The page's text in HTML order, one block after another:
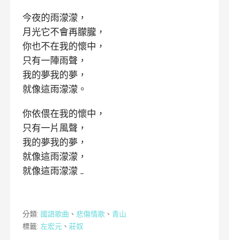
今夜的雨濛濛，
月光它不會再朦朧，
你也不在我的懷中，
只有一陣雨聲，
我的夢我的夢，
就像這雨濛濛。
你依偎在我的懷中，
只有一片風聲，
我的夢我的夢，
就像這雨濛濛，
就像這雨濛濛 …
分類: 國語歌曲 、 悲傷情歌 、 青山
標籤: 左宏元 、 莊奴